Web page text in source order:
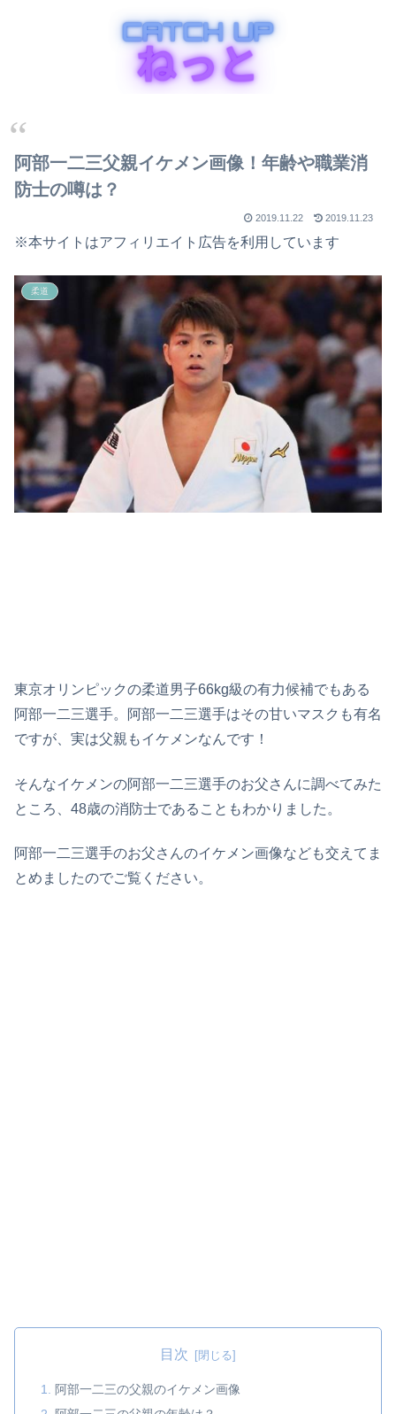
阿部一二三父親イケメン画像！年齢や職業消
防士の噂は？
2019.11.22 2019.11.23
※本サイトはアフィリエイト広告を利用しています
柔道
東京オリンピックの柔道男子66kg級の有力候補でもある
阿部一二三選手。阿部一二三選手はその甘いマスクも有名
ですが、実は父親もイケメンなんです！
そんなイケメンの阿部一二三選手のお父さんに調べてみた
ところ、48歳の消防士であることもわかりました。
阿部一二三選手のお父さんのイケメン画像なども交えてま
とめましたのでご覧ください。
目次
阿部一二三の父親のイケメン画像